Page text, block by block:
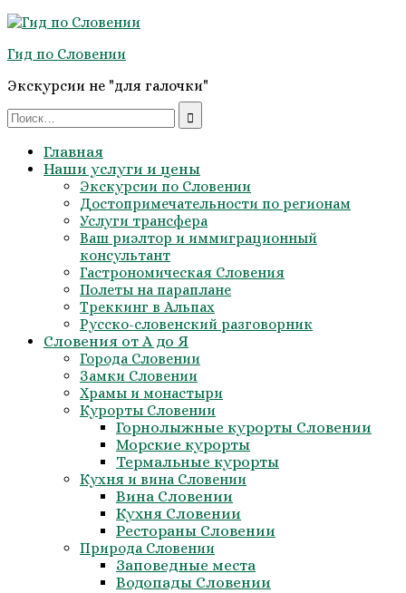
Гид по Словении
Экскурсии не "для галочки"
Search
for:
Главная
Наши услуги и цены
Экскурсии по Словении
Достопримечательности по регионам
Услуги трансфера
Ваш риэлтор и иммиграционный
консультант
Гастрономическая Словения
Полеты на параплане
Треккинг в Альпах
Русско-словенский разговорник
Словения от А до Я
Города Словении
Замки Словении
Храмы и монастыри
Курорты Словении
Горнолыжные курорты Словении
Морские курорты
Термальные курорты
Кухня и вина Словении
Вина Словении
Кухня Словении
Рестораны Словении
Природа Словении
Заповедные места
Водопады Словении